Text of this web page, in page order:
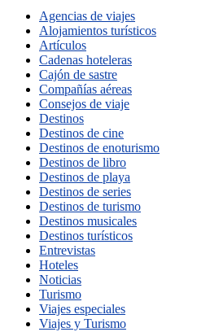
Agencias de viajes
Alojamientos turísticos
Artículos
Cadenas hoteleras
Cajón de sastre
Compañías aéreas
Consejos de viaje
Destinos
Destinos de cine
Destinos de enoturismo
Destinos de libro
Destinos de playa
Destinos de series
Destinos de turismo
Destinos musicales
Destinos turísticos
Entrevistas
Hoteles
Noticias
Turismo
Viajes especiales
Viajes y Turismo